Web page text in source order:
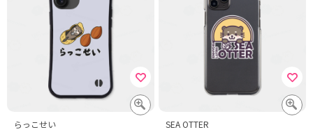
らっこせい SEA OTTER